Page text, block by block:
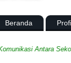
Beranda
Antara Sekolah